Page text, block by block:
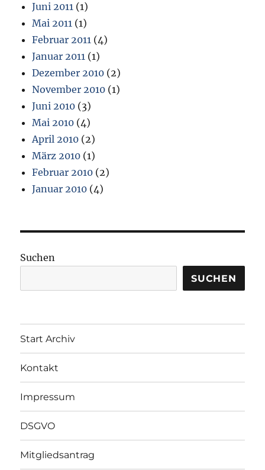
Juni 2011 (1)
Mai 2011 (1)
Februar 2011 (4)
Januar 2011 (1)
Dezember 2010 (2)
November 2010 (1)
Juni 2010 (3)
Mai 2010 (4)
April 2010 (2)
März 2010 (1)
Februar 2010 (2)
Januar 2010 (4)
Suchen
SUCHEN
Start Archiv
Kontakt
Impressum
DSGVO
Mitgliedsantrag